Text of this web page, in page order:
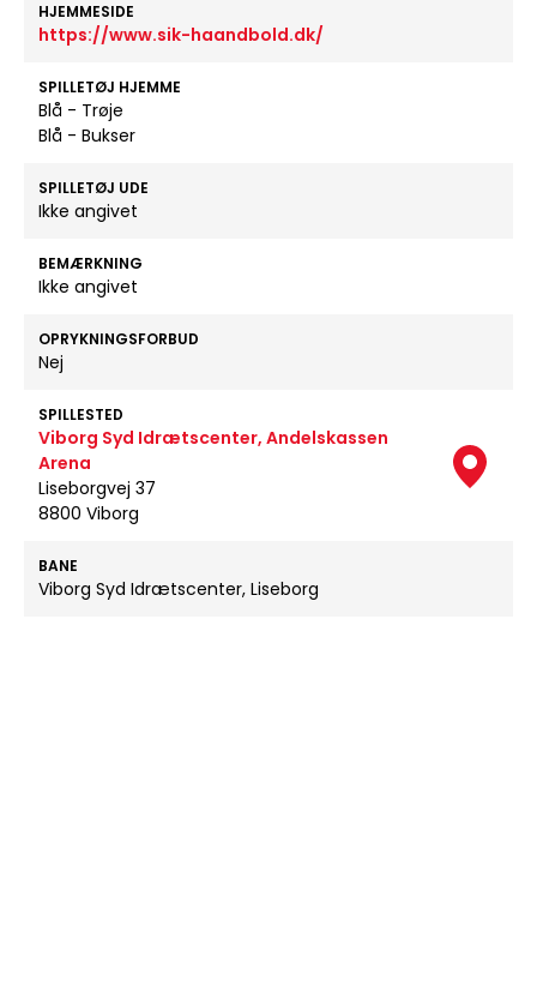
HJEMMESIDE
https://www.sik-haandbold.dk/
SPILLETØJ HJEMME
Blå - Trøje
Blå - Bukser
SPILLETØJ UDE
Ikke angivet
BEMÆRKNING
Ikke angivet
OPRYKNINGSFORBUD
Nej
SPILLESTED
Viborg Syd Idrætscenter, Andelskassen
Arena
Liseborgvej 37
8800 Viborg
BANE
Viborg Syd Idrætscenter, Liseborg